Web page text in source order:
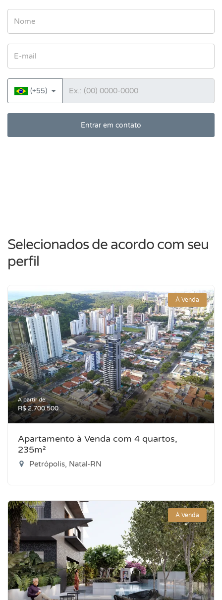
(+55)
Entrar em contato
Selecionados de acordo com seu
perfil
À Venda
A partir de:
R$ 2.700.500
Apartamento à Venda com 4 quartos,
235m²
Petrópolis, Natal-RN
À Venda